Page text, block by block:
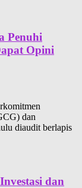
Penuhi
Opini
dan
diaudit berlapis
dan